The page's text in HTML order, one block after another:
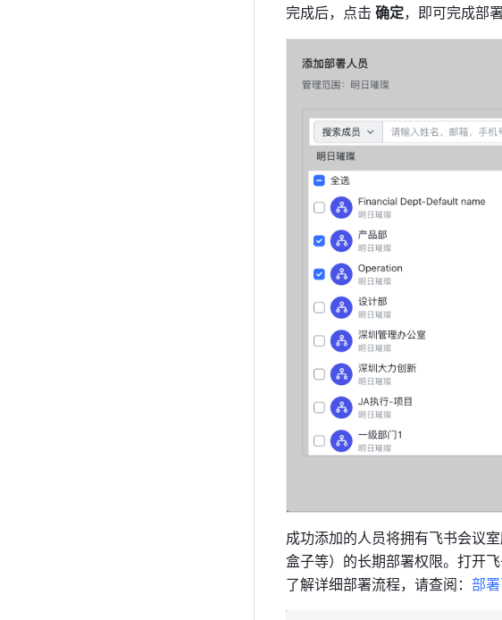
完成后，点击 确定，即可完成部
成功添加的人员将拥有飞书会议
盒子等）的长期部署权限。打开
了解详细部署流程，请查阅： 部